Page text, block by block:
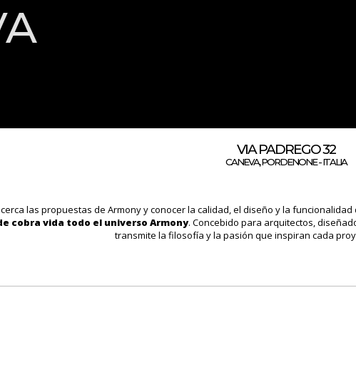
VIA PADREGO 32
CANEVA, PORDENONE - ITALIA
las propuestas de Armony y conocer la calidad, el diseño y la
cobra vida todo el universo Armony. Concebido para arquitectos,
transmite la filosofía y la pasión que inspiran cada